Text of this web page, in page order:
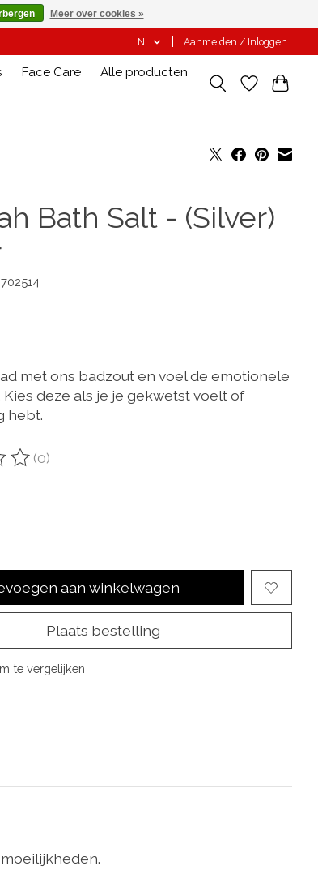
NL Aanmelden / Inloggen
Face Care
Alle producten
Bath Salt - (Silver)
met ons badzout en voel de emotionele
deze als je je gekwetst voelt of
hebt.
van dit product is
(0)
aan winkelwagen
Plaats bestelling
te vergelijken
Meer over cookies »